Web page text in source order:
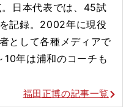
日本代表では、45試
記録。2002年に現役
として各種メディアで
年は浦和のコーチも
福田正博の記事一覧